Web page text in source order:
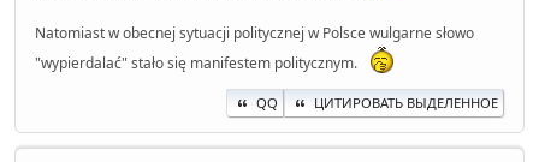
Natomiast w obecnej sytuacji politycznej w Polsce wulgarne słowo
"wypierdalać" stało się manifestem politycznym.
QQ ЦИТИРОВАТЬ ВЫДЕЛЕННОЕ